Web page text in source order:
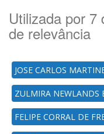
Utilizada por 7
de relevância
JOSE CARLOS
ZULMIRA NEWLANDS
FELIPE CORRAL DE